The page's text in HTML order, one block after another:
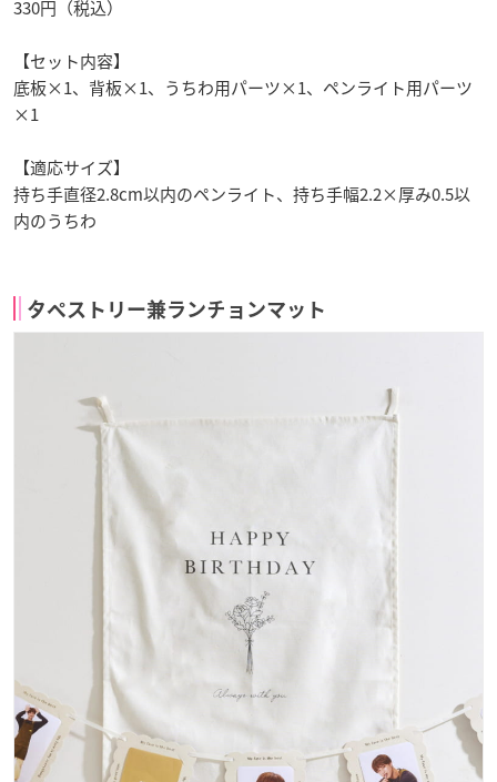
330円（税込）
【セット内容】
底板×1、背板×1、うちわ用パーツ×1、ペンライト用パーツ
×1
【適応サイズ】
持ち手直径2.8cm以内のペンライト、持ち手幅2.2×厚み0.5以
内のうちわ
タペストリー兼ランチョンマット